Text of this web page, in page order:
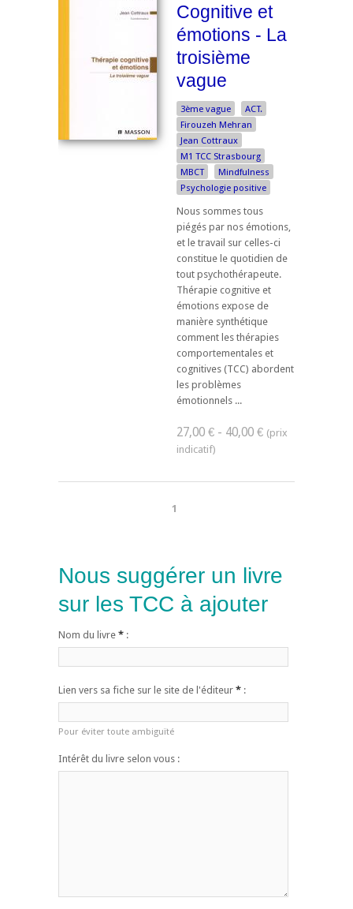
Cognitive et
émotions - La
troisième
vague
3ème vague
ACT.
Firouzeh Mehran
Jean Cottraux
M1 TCC Strasbourg
MBCT
Mindfulness
Psychologie positive
Nous sommes tous
piégés par nos émotions,
et le travail sur celles-ci
constitue le quotidien de
tout psychothérapeute.
Thérapie cognitive et
émotions expose de
manière synthétique
comment les thérapies
comportementales et
cognitives (TCC) abordent
les problèmes
émotionnels ...
27,00 € - 40,00 €
1
Nous suggérer un livre
sur les TCC à ajouter
Nom du livre * :
Lien vers sa fiche sur le site de l'éditeur * :
Pour éviter toute ambiguïté
Intérêt du livre selon vous :